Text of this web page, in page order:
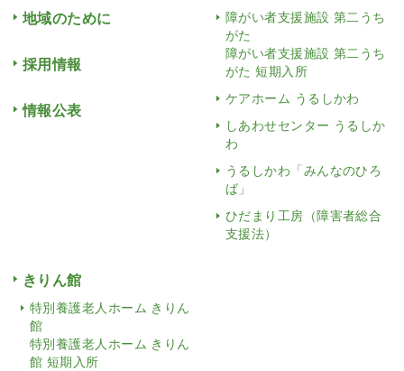
地域のために
採用情報
情報公表
障がい者支援施設 第二うち
がた
障がい者支援施設 第二うち
がた 短期入所
ケアホーム うるしかわ
しあわせセンター うるしか
わ
うるしかわ「みんなのひろ
ば」
ひだまり工房（障害者総合
支援法）
きりん館
特別養護老人ホーム きりん
館
特別養護老人ホーム きりん
館 短期入所